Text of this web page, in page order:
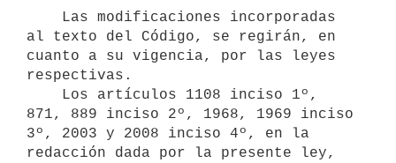
al texto del Código, se regirán, en
cuanto a su vigencia, por las leyes
respectivas.
871, 889 inciso 2º, 1968, 1969 inciso
3º, 2003 y 2008 inciso 4º, en la
redacción dada por la presente ley,